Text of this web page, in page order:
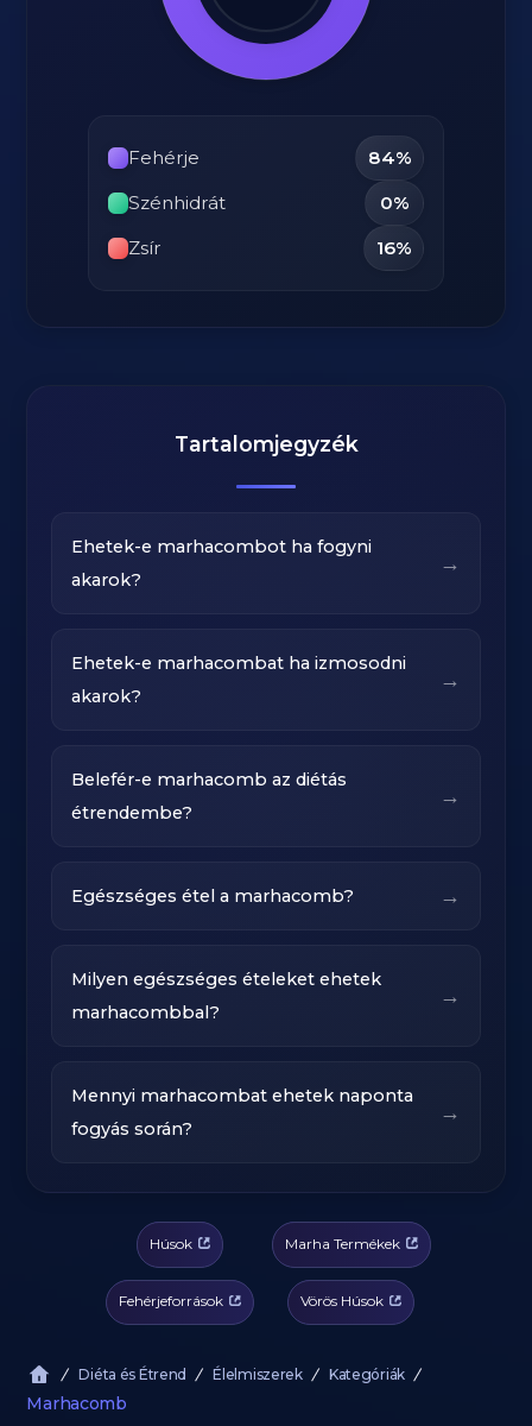
Fehérje
84%
Szénhidrát
0%
Zsír
16%
Tartalomjegyzék
Ehetek-e marhacombot ha fogyni
akarok?
→
Ehetek-e marhacombat ha izmosodni
akarok?
→
Belefér-e marhacomb az diétás
étrendembe?
→
Egészséges étel a marhacomb? →
Milyen egészséges ételeket ehetek
marhacombbal?
→
Mennyi marhacombat ehetek naponta
fogyás során?
→
Húsok Marha Termékek
Fehérjeforrások Vörös Húsok
Diéta és Étrend Élelmiszerek Kategóriák
Marhacomb